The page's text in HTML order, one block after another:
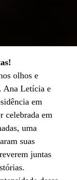
olhos e
Ana Letícia e
em
celebrada em
uma
suas
juntas